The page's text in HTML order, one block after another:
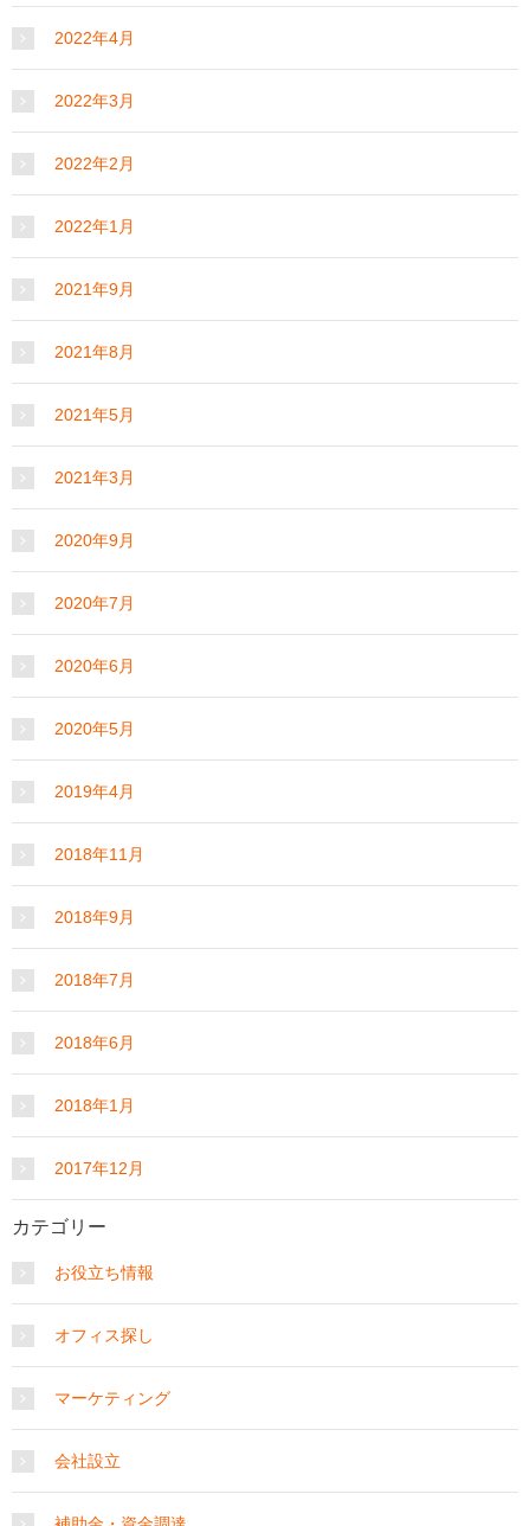
2022年4月
2022年3月
2022年2月
2022年1月
2021年9月
2021年8月
2021年5月
2021年3月
2020年9月
2020年7月
2020年6月
2020年5月
2019年4月
2018年11月
2018年9月
2018年7月
2018年6月
2018年1月
2017年12月
カテゴリー
お役立ち情報
オフィス探し
マーケティング
会社設立